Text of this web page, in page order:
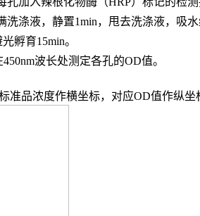
洗涤液，静置1min，甩去洗涤液，吸
孵育15min。
波长处测定各孔的OD值。
准品浓度作横坐标，对应OD值作纵